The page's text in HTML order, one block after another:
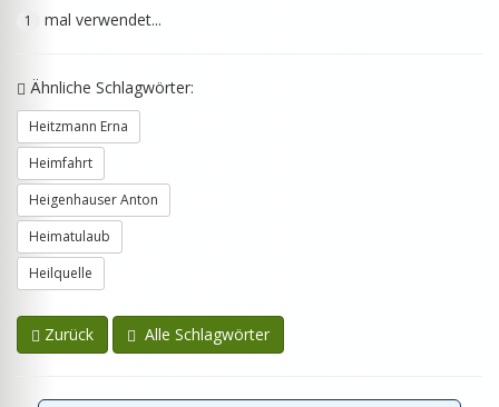
1 mal verwendet...
Ähnliche Schlagwörter:
Heitzmann Erna
Heimfahrt
Heigenhauser Anton
Heimatulaub
Heilquelle
Zurück Alle Schlagwörter